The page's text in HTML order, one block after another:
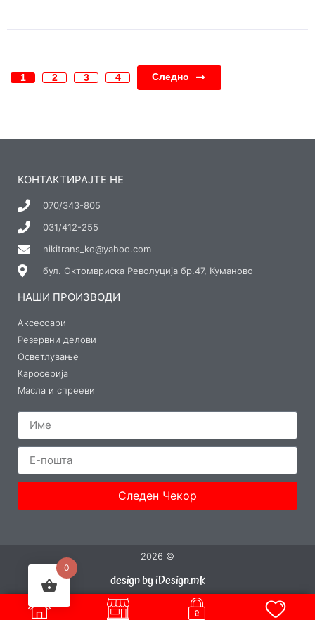
1 2 3 4 Следно
КОНТАКТИРАЈТЕ НЕ
070/343-805
031/412-255
nikitrans_ko@yahoo.com
бул. Октомвриска Револуција бр.47, Куманово
НАШИ ПРОИЗВОДИ
Аксесоари
Резервни делови
Осветлување
Каросерија
Масла и спрееви
Следен Чекор
2026 ©
design by iDesign.mk
0